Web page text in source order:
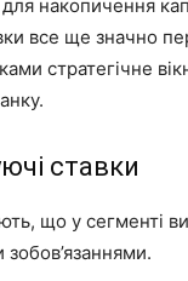
для накопичення
все ще значно
стратегічне
ставки
що у сегменті
зобов’язаннями.